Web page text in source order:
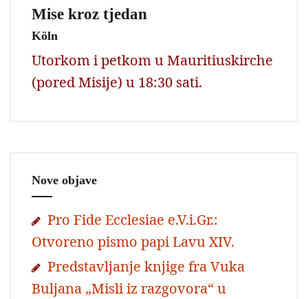
Mise kroz tjedan
Köln
Utorkom i petkom u Mauritiuskirche
(pored Misije) u 18:30 sati.
Nove objave
Pro Fide Ecclesiae e.V.i.Gr.:
Otvoreno pismo papi Lavu XIV.
Predstavljanje knjige fra Vuka
Buljana „Misli iz razgovora“ u